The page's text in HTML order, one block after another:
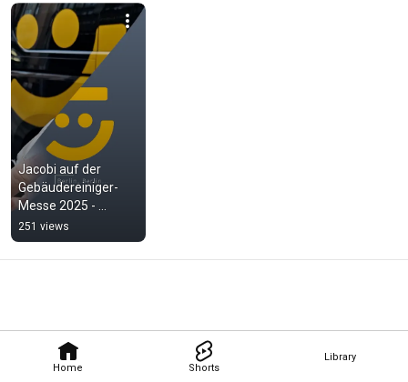
Home Shorts
Library
Jacobi auf der
Gebäudereiniger-
Messe 2025 -
Präsenz zeigen,
Marke stärken,
Partnerschaften
251 views